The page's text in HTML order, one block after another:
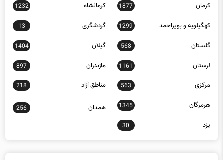
کرمان 1877 کرمانشاه 1232
کهگیلویه و بویراحمد 1299 گردشگری 13
گلستان 568 گیلان 1404
لرستان 1161 مازندران 897
مرکزی 563 مناطق آزاد 218
هرمزگان 1345 همدان 256
یزد 30